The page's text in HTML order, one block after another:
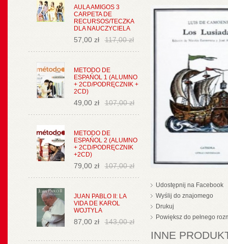
AULA AMIGOS 3
CARPETA DE
RECURSOS/TECZKA
DLA NAUCZYCIELA
57,00 zł 117,00 zł
METODO DE
ESPAŃOL 1 (ALUMNO
+ 2CD/PODRĘCZNIK +
2CD)
49,00 zł 107,00 zł
METODO DE
ESPAŃOL 2 (ALUMNO
+ 2CD/PODRĘCZNIK
+2CD)
79,00 zł 107,00 zł
JUAN PABLO II: LA
VIDA DE KAROL
WOJTYLA
87,00 zł 143,00 zł
Udostępnij na Facebook
Wyślij do znajomego
Drukuj
Powiększ do pełnego
INNE